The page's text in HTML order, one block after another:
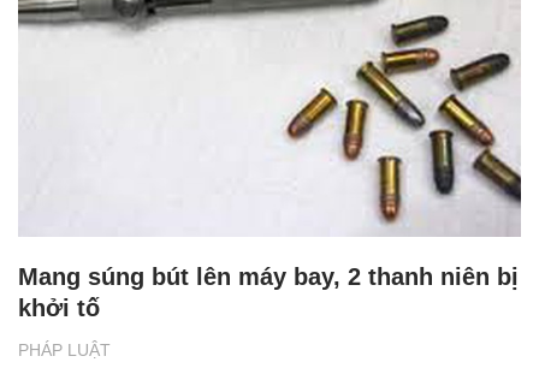
PHÁP LUẬT
Mang súng bút lên máy bay, 2 thanh niên bị
khởi tố